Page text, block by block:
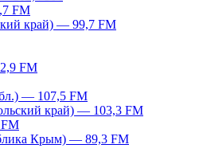
FM
край) — 99,7 FM
FM
— 107,5 FM
край) — 103,3 FM
Крым) — 89,3 FM